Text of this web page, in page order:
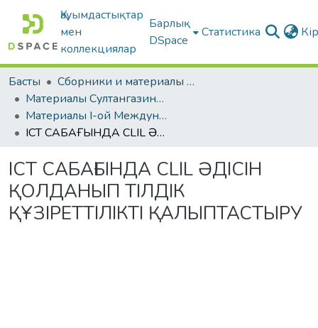
Қауымдастықтар
мен
коллекциялар
Барлық
DSpace
Статистика
Басты
Сборники и материалы конференций
Материалы Султангазинских педагогических чтений
Материалы I-ой Международной научно-практической конференции «Султангазинские чтения» 17-18 мая 2019
ICT САБАҒЫНДА CLIL ƏДІСІН ҚОЛДАНЫП ТІЛДІК ҚҰЗІРЕТТІЛІКТІ ҚАЛЫПТАСТЫРУ
ICT САБАҒЫНДА CLIL ƏДІСІН
ҚОЛДАНЫП ТІЛДІК
ҚҰЗІРЕТТІЛІКТІ ҚАЛЫПТАСТЫРУ